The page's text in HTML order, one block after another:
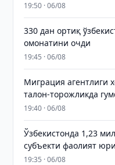
19:50 · 06/08
330 дан ортиқ
омонатини очди
19:45 · 06/08
Миграция агентлиги
талон-торожликда
19:40 · 06/08
Ўзбекистонда 1,23
субъекти фаолият
19:35 · 06/08